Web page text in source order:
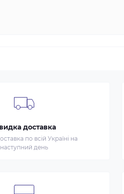
доставка
по всій Україні на
наступний день